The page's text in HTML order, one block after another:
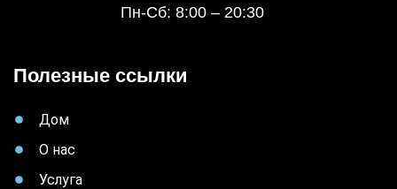
Пн-Сб: 8:00 – 20:30
Полезные ссылки
Дом
О нас
Услуга